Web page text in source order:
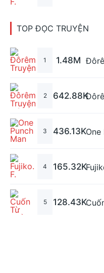
TOP ĐỌC TRUYỆN
1 1.48M
2 642.88K
3 436.13KOne
4 165.32K
5 128.43K